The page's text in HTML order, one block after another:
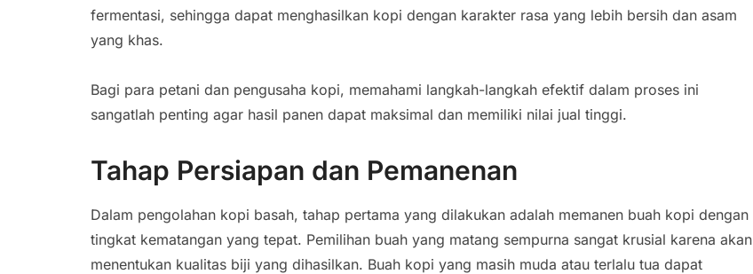
fermentasi, sehingga dapat menghasilkan kopi dengan karakter rasa yang lebih bersih dan asam
yang khas.
Bagi para petani dan pengusaha kopi, memahami langkah-langkah efektif dalam proses ini
sangatlah penting agar hasil panen dapat maksimal dan memiliki nilai jual tinggi.
Tahap Persiapan dan Pemanenan
Dalam pengolahan kopi basah, tahap pertama yang dilakukan adalah memanen buah kopi dengan
tingkat kematangan yang tepat. Pemilihan buah yang matang sempurna sangat krusial karena akan
menentukan kualitas biji yang dihasilkan. Buah kopi yang masih muda atau terlalu tua dapat